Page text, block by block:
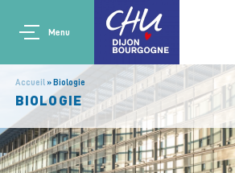
Aller au contenu principal
Main navigation
Menu
Accueil Biologie
BIOLOGIE
Panneau de gestion des cookies